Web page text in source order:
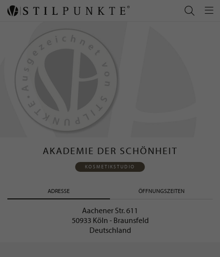
AKADEMIE DER SCHÖNHEIT
KOSMETIKSTUDIO
ADRESSE ÖFFNUNGSZEITEN
Aachener Str. 611
50933 Köln - Braunsfeld
Deutschland